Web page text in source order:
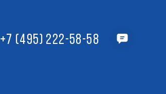
+7 (495) 222-58-58